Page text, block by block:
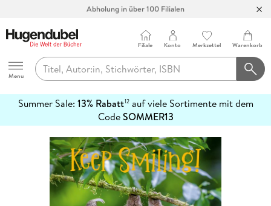
Abholung in über 100 Filialen
Hugendubel
Menu
Filiale Konto Merkzettel Warenkorb
Summer Sale: 13% Rabatt12auf viele Sortimente mit dem
CodeSOMMER13
erfahren